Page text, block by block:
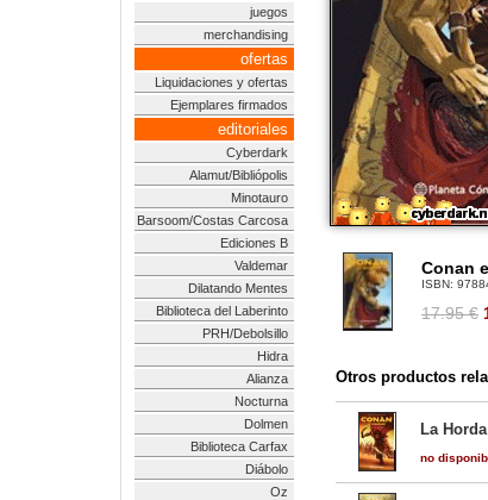
juegos
merchandising
ofertas
Liquidaciones y ofertas
Ejemplares firmados
editoriales
Cyberdark
Alamut/Bibliópolis
Minotauro
Barsoom/Costas Carcosa
Ediciones B
Valdemar
Dilatando Mentes
Biblioteca del Laberinto
PRH/Debolsillo
Hidra
Alianza
Nocturna
Dolmen
Biblioteca Carfax
Diábolo
Oz
Conan
ISBN:
17.95 €
Otros productos
La
no